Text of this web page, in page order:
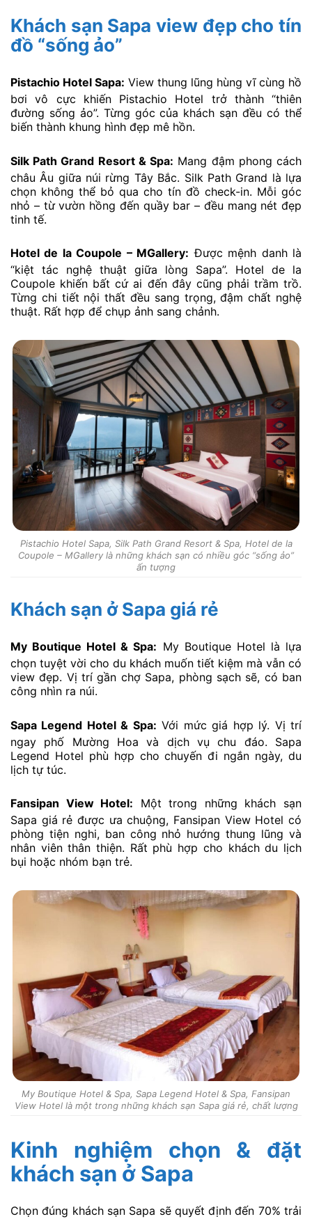
Khách sạn Sapa view đẹp cho tín
đồ “sống ảo”
Pistachio Hotel Sapa: View thung lũng hùng vĩ cùng hồ
bơi vô cực khiến Pistachio Hotel trở thành “thiên
đường sống ảo”. Từng góc của khách sạn đều có thể
biến thành khung hình đẹp mê hồn.
Silk Path Grand Resort & Spa: Mang đậm phong cách
châu Âu giữa núi rừng Tây Bắc. Silk Path Grand là lựa
chọn không thể bỏ qua cho tín đồ check-in. Mỗi góc
nhỏ – từ vườn hồng đến quầy bar – đều mang nét đẹp
tinh tế.
Hotel de la Coupole – MGallery: Được mệnh danh là
“kiệt tác nghệ thuật giữa lòng Sapa”. Hotel de la
Coupole khiến bất cứ ai đến đây cũng phải trầm trồ.
Từng chi tiết nội thất đều sang trọng, đậm chất nghệ
thuật. Rất hợp để chụp ảnh sang chảnh.
Pistachio Hotel Sapa, Silk Path Grand Resort & Spa, Hotel de la
Coupole – MGallery là những khách sạn có nhiều góc “sống ảo”
ấn tượng
Khách sạn ở Sapa giá rẻ
My Boutique Hotel & Spa: My Boutique Hotel là lựa
chọn tuyệt vời cho du khách muốn tiết kiệm mà vẫn có
view đẹp. Vị trí gần chợ Sapa, phòng sạch sẽ, có ban
công nhìn ra núi.
Sapa Legend Hotel & Spa: Với mức giá hợp lý. Vị trí
ngay phố Mường Hoa và dịch vụ chu đáo. Sapa
Legend Hotel phù hợp cho chuyến đi ngắn ngày, du
lịch tự túc.
Fansipan View Hotel: Một trong những khách sạn
Sapa giá rẻ được ưa chuộng, Fansipan View Hotel có
phòng tiện nghi, ban công nhỏ hướng thung lũng và
nhân viên thân thiện. Rất phù hợp cho khách du lịch
bụi hoặc nhóm bạn trẻ.
My Boutique Hotel & Spa, Sapa Legend Hotel & Spa, Fansipan
View Hotel là một trong những khách sạn Sapa giá rẻ, chất lượng
Kinh nghiệm chọn & đặt
khách sạn ở Sapa
Chọn đúng khách sạn Sapa sẽ quyết định đến 70% trải